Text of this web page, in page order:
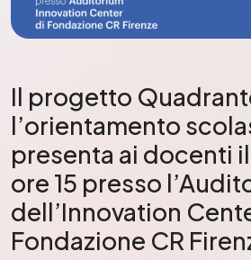
Il progetto
l’orientamento
presenta ai docenti
ore 15 presso
dell’Innovation
Fondazione CR